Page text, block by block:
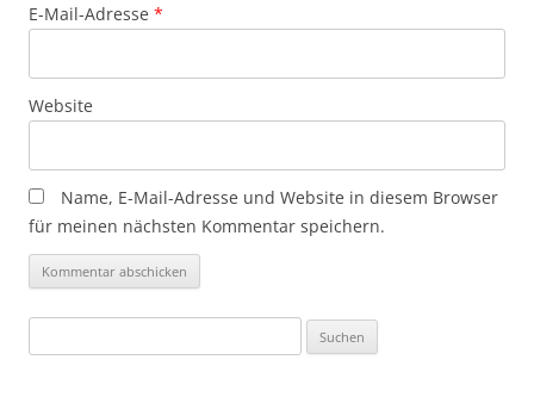
E-Mail-Adresse *
Website
Name, E-Mail-Adresse und Website in diesem Browser
für meinen nächsten Kommentar speichern.
nach: